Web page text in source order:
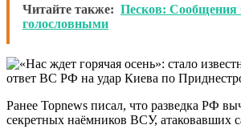
Читайте также: Песков:
голословными
Ранее Topnews писал, что разведка РФ
секретных наёмников ВСУ, атаковавших